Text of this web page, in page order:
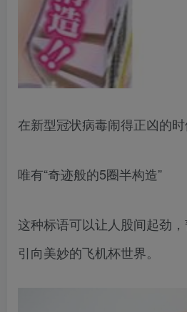
在新型冠状病毒闹得正凶的
唯有“奇迹般的5圈半构造”
这种标语可以让人股间起劲
引向美妙的飞机杯世界。